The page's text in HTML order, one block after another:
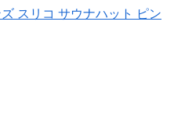
スリコ サウナハット ピン